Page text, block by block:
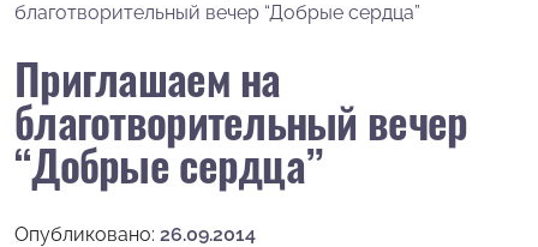
благотворительный вечер “Добрые сердца”
Приглашаем на
благотворительный вечер
“Добрые сердца”
Опубликовано: 26.09.2014